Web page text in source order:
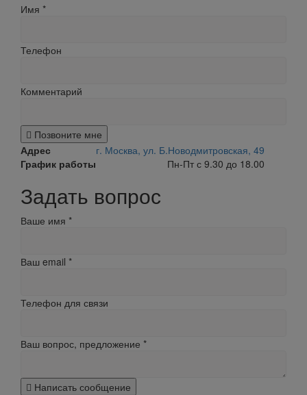
Имя *
Телефон
Комментарий
Позвоните мне
Адрес
г. Москва, ул. Б.Новодмитровская, 49
График работы
Пн-Пт с 9.30 до 18.00
Задать вопрос
Ваше имя *
Ваш email *
Телефон для связи
Ваш вопрос, предложение *
Написать сообщение